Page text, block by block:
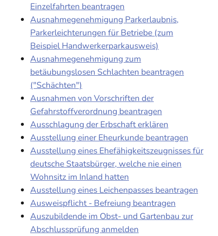
Einzelfahrten beantragen
Ausnahmegenehmigung Parkerlaubnis,
Parkerleichterungen für Betriebe (zum
Beispiel Handwerkerparkausweis)
Ausnahmegenehmigung zum
betäubungslosen Schlachten beantragen
("Schächten")
Ausnahmen von Vorschriften der
Gefahrstoffverordnung beantragen
Ausschlagung der Erbschaft erklären
Ausstellung einer Eheurkunde beantragen
Ausstellung eines Ehefähigkeitszeugnisses für
deutsche Staatsbürger, welche nie einen
Wohnsitz im Inland hatten
Ausstellung eines Leichenpasses beantragen
Ausweispflicht - Befreiung beantragen
Auszubildende im Obst- und Gartenbau zur
Abschlussprüfung anmelden